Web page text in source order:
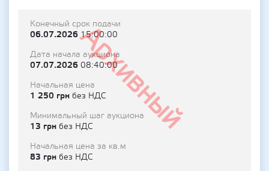
Архивный
Конечный срок подачи
06.07.202615:00:00
Дата начала аукциона
07.07.2026 08:40:00
Начальная цена
1 250 грн без НДС
Минимальный шаг аукциона
13 грн без НДС
Начальная цена за кв.м
83 грн без НДС